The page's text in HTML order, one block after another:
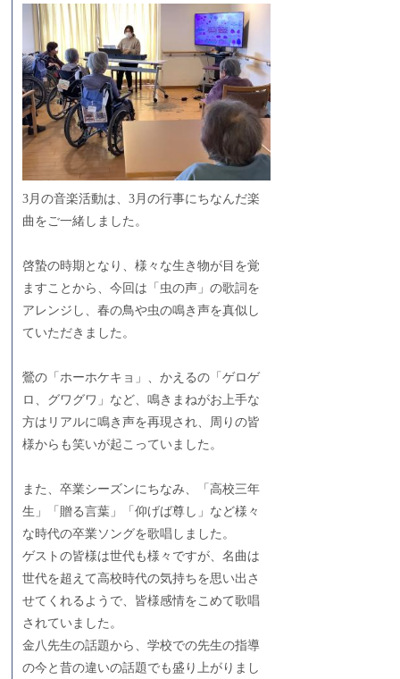
3月の音楽活動は、3月の行事にちなんだ楽
曲をご一緒しました。
啓蟄の時期となり、様々な生き物が目を覚
ますことから、今回は「虫の声」の歌詞を
アレンジし、春の鳥や虫の鳴き声を真似し
ていただきました。
鶯の「ホーホケキョ」、かえるの「ゲロゲ
ロ、グワグワ」など、鳴きまねがお上手な
方はリアルに鳴き声を再現され、周りの皆
様からも笑いが起こっていました。
また、卒業シーズンにちなみ、「高校三年
生」「贈る言葉」「仰げば尊し」など様々
な時代の卒業ソングを歌唱しました。
ゲストの皆様は世代も様々ですが、名曲は
世代を超えて高校時代の気持ちを思い出さ
せてくれるようで、皆様感情をこめて歌唱
されていました。
金八先生の話題から、学校での先生の指導
の今と昔の違いの話題でも盛り上がりまし